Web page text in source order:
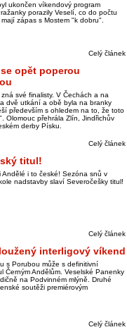
ukončen víkendový program
porazily Veselí, co do počtu
zápas s Mostem "k dobru".
Celý článek
opět poperou
své finalisty. V Čechách a na
dvě utkání a obě byla na branky
především s ohledem na to, že toto
Olomouc přehrála Zlín, Jindřichův
derby Písku.
Celý článek
titul!
Andělé i to české! Sezóna snů v
nadstavby slaví Severočešky titul!
Celý článek
interligový víkend
s Porubou může s definitivní
Černým Andělům. Veselské Panenky
na Podvinném mlýně. Druhé
soutěži premiérovým
Celý článek